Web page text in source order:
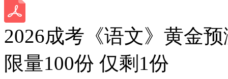
2026成考《语文》黄金
限量100份 仅剩 1份